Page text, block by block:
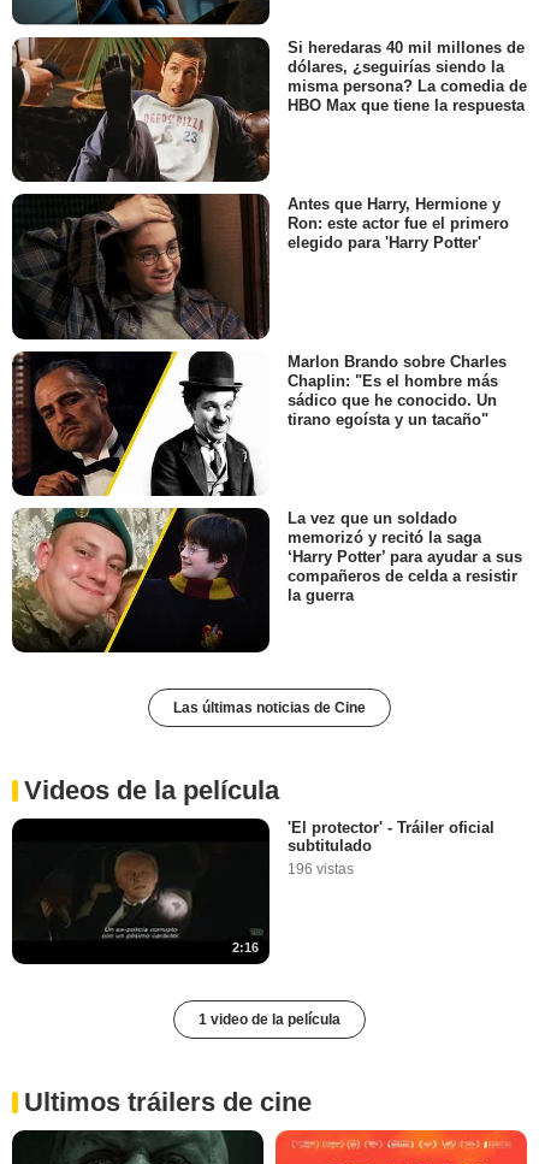
Si heredaras 40 mil millones de
dólares, ¿seguirías siendo la
misma persona? La comedia de
HBO Max que tiene la respuesta
Antes que Harry, Hermione y
Ron: este actor fue el primero
elegido para 'Harry Potter'
Marlon Brando sobre Charles
Chaplin: "Es el hombre más
sádico que he conocido. Un
tirano egoísta y un tacaño"
La vez que un soldado
memorizó y recitó la saga
‘Harry Potter’ para ayudar a sus
compañeros de celda a resistir
la guerra
Las últimas noticias de Cine
Videos de la película
2:16
'El protector' - Tráiler oficial
subtitulado
196 vistas
1 video de la película
Ultimos tráilers de cine